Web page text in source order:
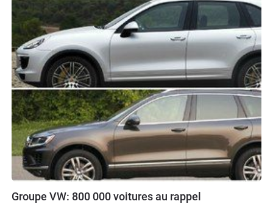
Groupe VW: 800 000 voitures au rappel